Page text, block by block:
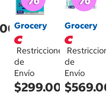
Grocery
Restricciones
de
Envío
$299.00
Grocery
de
Envío
$569.00